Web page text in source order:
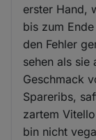
erster Hand,
bis zum
den Fehler
sehen als sie
Geschmack
Spareribs,
zartem
bin nicht